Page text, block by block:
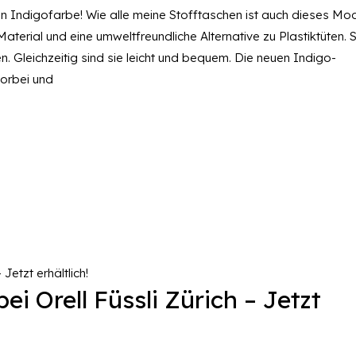
Indigofarbe! Wie alle meine Stofftaschen ist auch dieses
und eine umweltfreundliche Alternative zu Plastiktüten.
Gleichzeitig sind sie leicht und bequem. Die neuen Indigo-
und
Orell Füssli Zürich – Jetzt